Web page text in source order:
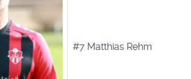
#7 Matthias Rehm